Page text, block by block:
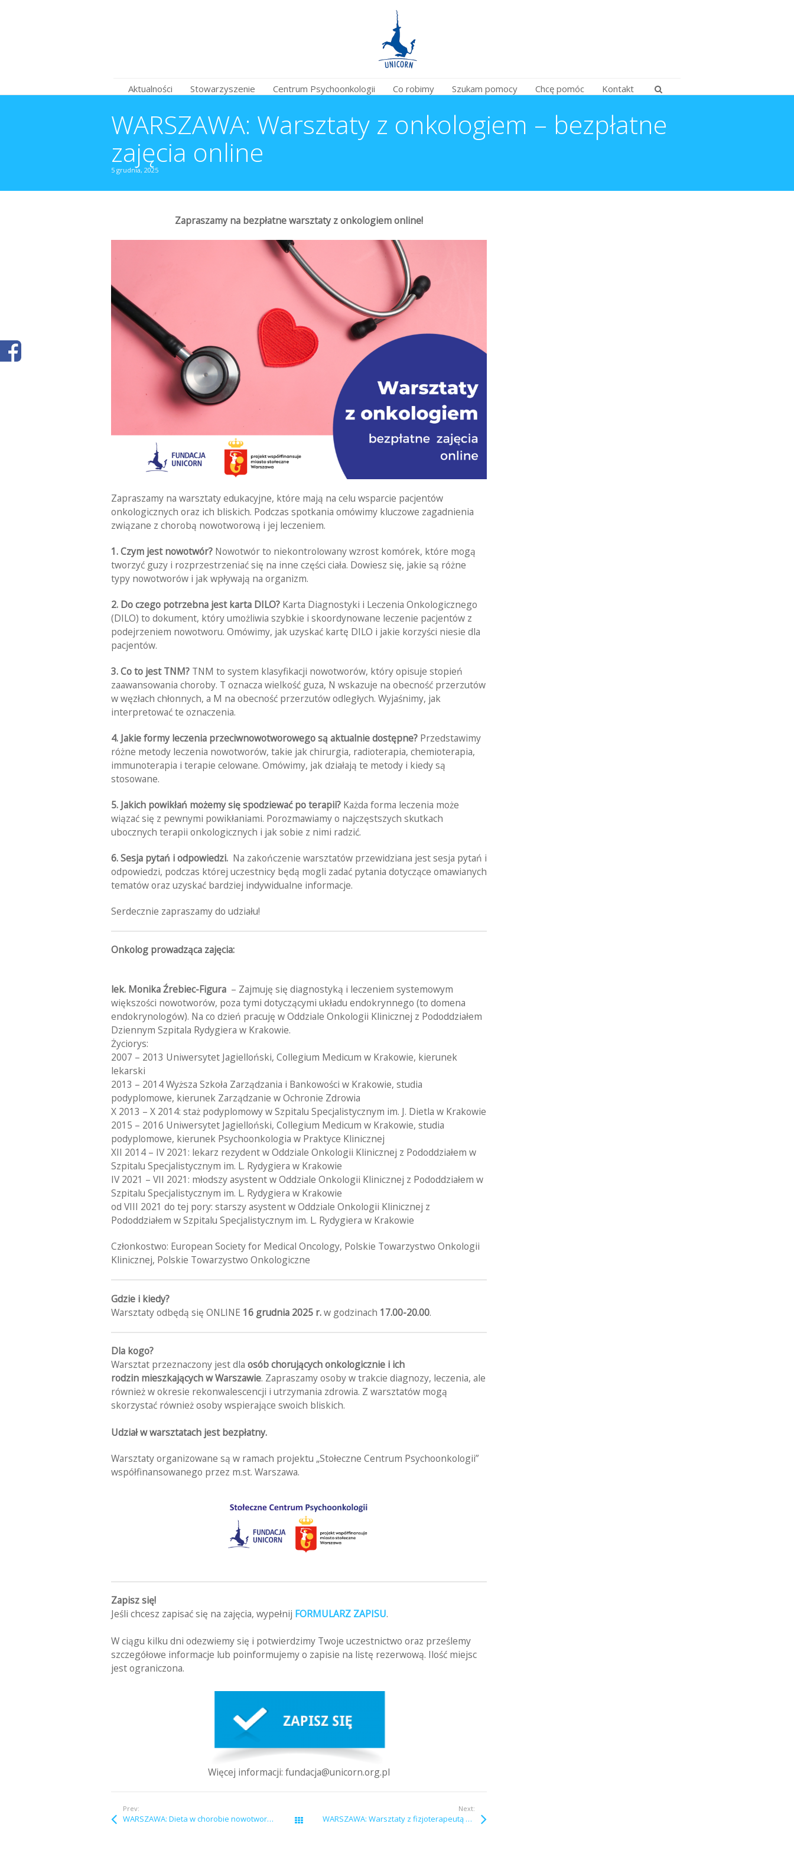
Aktualności Stowarzyszenie Centrum Psychoonkologii Co robimy Szukam pomocy Chcę pomóc Kontakt
WARSZAWA: Warsztaty z onkologiem – bezpłatne
zajęcia online
5 grudnia, 2025
Zapraszamy na bezpłatne warsztaty z onkologiem online!
Zapraszamy na warsztaty edukacyjne, które mają na celu wsparcie pacjentów
onkologicznych oraz ich bliskich. Podczas spotkania omówimy kluczowe zagadnienia
związane z chorobą nowotworową i jej leczeniem.
1. Czym jest nowotwór? Nowotwór to niekontrolowany wzrost komórek, które mogą
tworzyć guzy i rozprzestrzeniać się na inne części ciała. Dowiesz się, jakie są różne
typy nowotworów i jak wpływają na organizm.
2. Do czego potrzebna jest karta DILO? Karta Diagnostyki i Leczenia Onkologicznego
(DILO) to dokument, który umożliwia szybkie i skoordynowane leczenie pacjentów z
podejrzeniem nowotworu. Omówimy, jak uzyskać kartę DILO i jakie korzyści niesie dla
pacjentów.
3. Co to jest TNM? TNM to system klasyfikacji nowotworów, który opisuje stopień
zaawansowania choroby. T oznacza wielkość guza, N wskazuje na obecność przerzutów
w węzłach chłonnych, a M na obecność przerzutów odległych. Wyjaśnimy, jak
interpretować te oznaczenia.
4. Jakie formy leczenia przeciwnowotworowego są aktualnie dostępne? Przedstawimy
różne metody leczenia nowotworów, takie jak chirurgia, radioterapia, chemioterapia,
immunoterapia i terapie celowane. Omówimy, jak działają te metody i kiedy są
stosowane.
5. Jakich powikłań możemy się spodziewać po terapii? Każda forma leczenia może
wiązać się z pewnymi powikłaniami. Porozmawiamy o najczęstszych skutkach
ubocznych terapii onkologicznych i jak sobie z nimi radzić.
6. Sesja pytań i odpowiedzi. Na zakończenie warsztatów przewidziana jest sesja pytań i
odpowiedzi, podczas której uczestnicy będą mogli zadać pytania dotyczące omawianych
tematów oraz uzyskać bardziej indywidualne informacje.
Serdecznie zapraszamy do udziału!
Onkolog prowadząca zajęcia:
lek. Monika Źrebiec-Figura – Zajmuję się diagnostyką i leczeniem systemowym
większości nowotworów, poza tymi dotyczącymi układu endokrynnego (to domena
endokrynologów). Na co dzień pracuję w Oddziale Onkologii Klinicznej z Pododdziałem
Dziennym Szpitala Rydygiera w Krakowie.
Życiorys:
2007 – 2013 Uniwersytet Jagielloński, Collegium Medicum w Krakowie, kierunek
lekarski
2013 – 2014 Wyższa Szkoła Zarządzania i Bankowości w Krakowie, studia
podyplomowe, kierunek Zarządzanie w Ochronie Zdrowia
X 2013 – X 2014: staż podyplomowy w Szpitalu Specjalistycznym im. J. Dietla w Krakowie
2015 – 2016 Uniwersytet Jagielloński, Collegium Medicum w Krakowie, studia
podyplomowe, kierunek Psychoonkologia w Praktyce Klinicznej
XII 2014 – IV 2021: lekarz rezydent w Oddziale Onkologii Klinicznej z Pododdziałem w
Szpitalu Specjalistycznym im. L. Rydygiera w Krakowie
IV 2021 – VII 2021: młodszy asystent w Oddziale Onkologii Klinicznej z Pododdziałem w
Szpitalu Specjalistycznym im. L. Rydygiera w Krakowie
od VIII 2021 do tej pory: starszy asystent w Oddziale Onkologii Klinicznej z
Pododdziałem w Szpitalu Specjalistycznym im. L. Rydygiera w Krakowie
Członkostwo: European Society for Medical Oncology, Polskie Towarzystwo Onkologii
Klinicznej, Polskie Towarzystwo Onkologiczne
Gdzie i kiedy?
Warsztaty odbędą się ONLINE 16 grudnia 2025 r.w godzinach 17.00-20.00.
Dla kogo?
Warsztat przeznaczony jest dla osób chorujących onkologicznie i ich
rodzin mieszkających w Warszawie. Zapraszamy osoby w trakcie diagnozy, leczenia, ale
również w okresie rekonwalescencji i utrzymania zdrowia. Z warsztatów mogą
skorzystać również osoby wspierające swoich bliskich.
Udział w warsztatach jest bezpłatny.
Warsztaty organizowane są w ramach projektu „Stołeczne Centrum Psychoonkologii”
współfinansowanego przez m.st. Warszawa.
Zapisz się!
Jeśli chcesz zapisać się na zajęcia, wypełnij FORMULARZ ZAPISU.
W ciągu kilku dni odezwiemy się i potwierdzimy Twoje uczestnictwo oraz prześlemy
szczegółowe informacje lub poinformujemy o zapisie na listę rezerwową. Ilość miejsc
jest ograniczona.
Więcej informacji: fundacja@unicorn.org.pl
Prev:
WARSZAWA: Dieta w chorobie nowotworowej – bezpłatne warsztaty online z dietetykiem Wszystkie wpisy
Next:
WARSZAWA: Warsztaty z fizjoterapeutą – bezpłatne zajęcia online